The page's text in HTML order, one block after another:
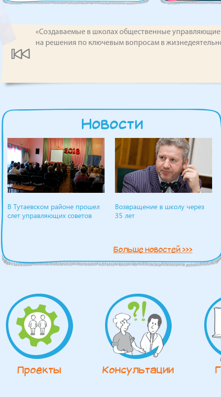
«Создаваемые в школах общественные
на решения по ключевым вопросам в
Новости
В Тутаевском районе прошел
слет управляющих советов
Возвращение в школу через
35 лет
Больше новостей >>>
Проекты Консультации